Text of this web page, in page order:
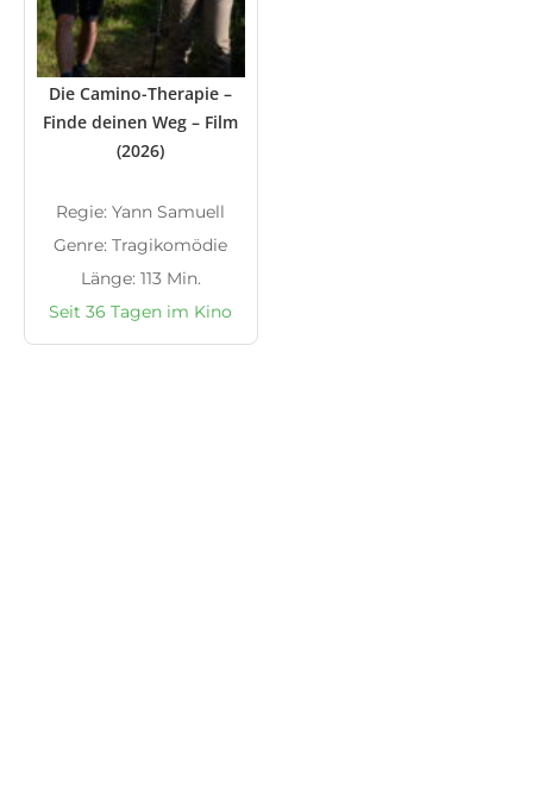
Die Camino-Therapie –
Finde deinen Weg – Film
(2026)
Regie: Yann Samuell
Genre: Tragikomödie
Länge: 113 Min.
Seit 36 Tagen im Kino